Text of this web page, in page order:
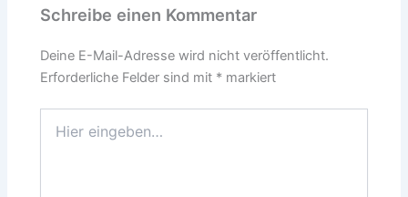
Schreibe einen Kommentar
Deine E-Mail-Adresse wird nicht veröffentlicht.
Erforderliche Felder sind mit * markiert
eingeben…